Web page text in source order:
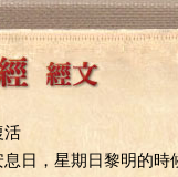
活
息日，星期日黎明的